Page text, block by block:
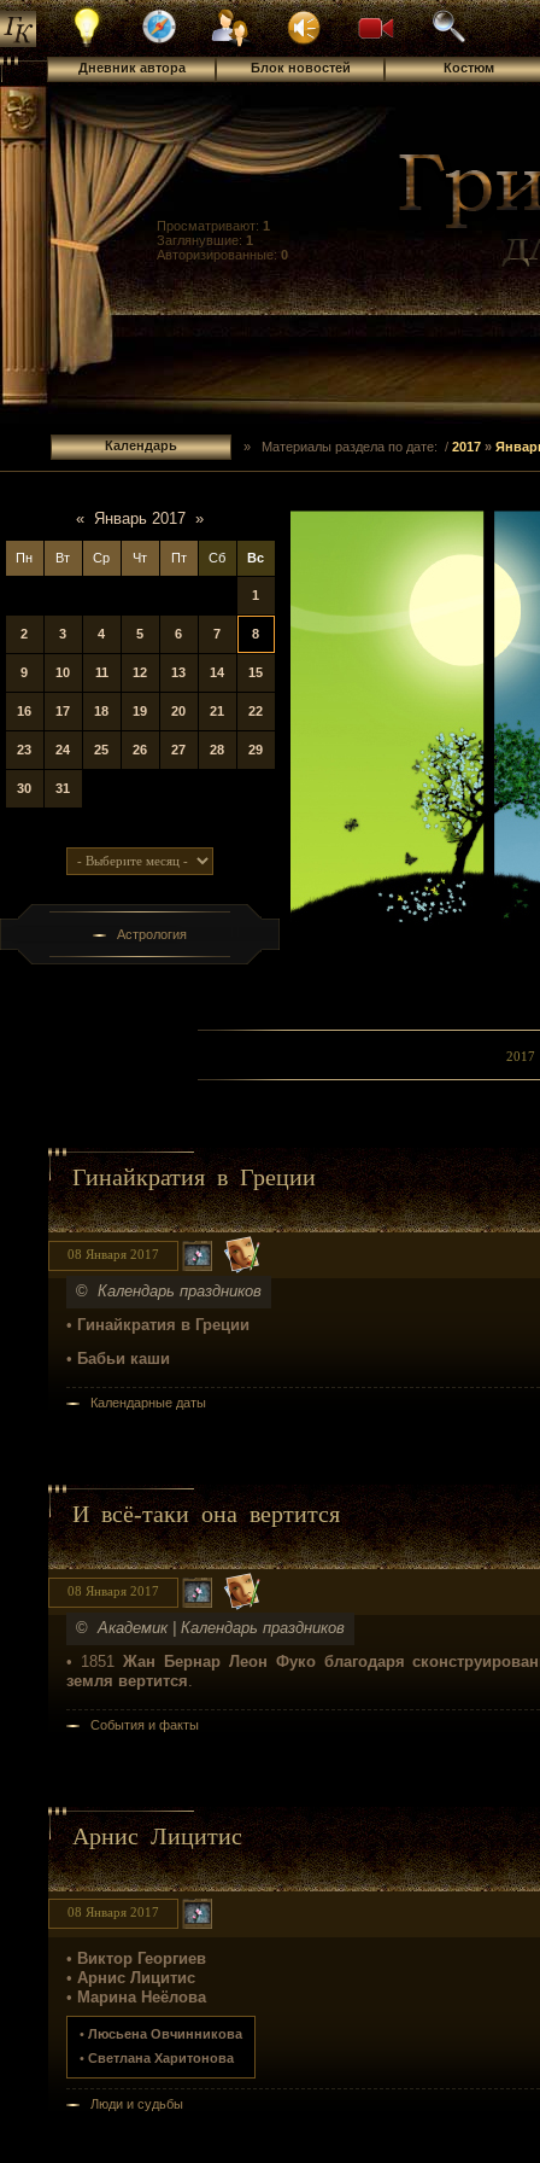
Календарь » Материалы раздела по дате: / 2017 »
Дневник автора Блок новостей Костюм
Просматривают: 1
Заглянувшие: 1
Авторизированные: 0
« Январь 2017 »
Пн Вт Ср Чт Пт Сб Вс
1
2 3 4 5 6 7 8
9 10 11 12 13 14 15
16 17 18 19 20 21 22
23 24 25 26 27 28 29
30 31
Астрология
2017
Гинайкратия в Греции
08 Января 2017
© Календарь праздников
• Гинайкратия в Греции
• Бабьи каши
Календарные даты
И всё-таки она вертится
08 Января 2017
©Академик | Календарь праздников
• 1851 Жан Бернар Леон Фуко благодаря
земля вертится.
События и факты
Арнис Лицитис
08 Января 2017
• Виктор Георгиев
• Арнис Лицитис
• Марина Неёлова
• Люсьена Овчинникова
• Светлана Харитонова
Люди и судьбы